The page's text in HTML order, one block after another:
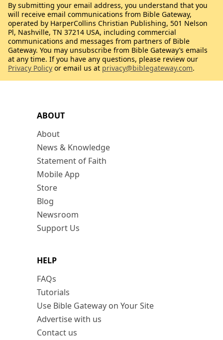
ABOUT
About
News & Knowledge
Statement of Faith
Mobile App
Store
Blog
Newsroom
Support Us
HELP
FAQs
Tutorials
Use Bible Gateway on Your Site
Advertise with us
Contact us
By submitting your email address, you understand that you
will receive email communications from Bible Gateway,
operated by HarperCollins Christian Publishing, 501 Nelson
Pl, Nashville, TN 37214 USA, including commercial
communications and messages from partners of Bible
Gateway. You may unsubscribe from Bible Gateway’s emails
at any time. If you have any questions, please review our
Privacy Policy or email us at privacy@biblegateway.com.